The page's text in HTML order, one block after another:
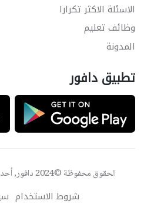
الاسئلة الاكثر تكرارا
وظائف تعليم
المدونة
تطبيق دافور
الحقوق محفوظة ©2024 دافور, أحد مشاريع مجموعة
شروط الاستخدام